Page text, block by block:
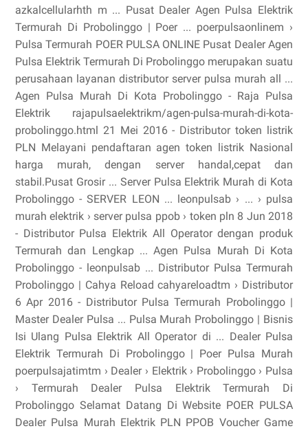
azkalcellularhth m ... Pusat Dealer Agen Pulsa Elektrik
Termurah Di Probolinggo | Poer ... poerpulsaonlinem ›
Pulsa Termurah POER PULSA ONLINE Pusat Dealer Agen
Pulsa Elektrik Termurah Di Probolinggo merupakan suatu
perusahaan layanan distributor server pulsa murah all ...
Agen Pulsa Murah Di Kota Probolinggo - Raja Pulsa
Elektrik rajapulsaelektrikm/agen-pulsa-murah-di-kota-
probolinggo.html 21 Mei 2016 - Distributor token listrik
PLN Melayani pendaftaran agen token listrik Nasional
harga murah, dengan server handal,cepat dan
stabil.Pusat Grosir ... Server Pulsa Elektrik Murah di Kota
Probolinggo - SERVER LEON ... leonpulsab › ... › pulsa
murah elektrik › server pulsa ppob › token pln 8 Jun 2018
- Distributor Pulsa Elektrik All Operator dengan produk
Termurah dan Lengkap ... Agen Pulsa Murah Di Kota
Probolinggo - leonpulsab ... Distributor Pulsa Termurah
Probolinggo | Cahya Reload cahyareloadtm › Distributor
6 Apr 2016 - Distributor Pulsa Termurah Probolinggo |
Master Dealer Pulsa ... Pulsa Murah Probolinggo | Bisnis
Isi Ulang Pulsa Elektrik All Operator di ... Dealer Pulsa
Elektrik Termurah Di Probolinggo | Poer Pulsa Murah
poerpulsajatimtm › Dealer › Elektrik › Probolinggo › Pulsa
› Termurah Dealer Pulsa Elektrik Termurah Di
Probolinggo Selamat Datang Di Website POER PULSA
Dealer Pulsa Murah Elektrik PLN PPOB Voucher Game